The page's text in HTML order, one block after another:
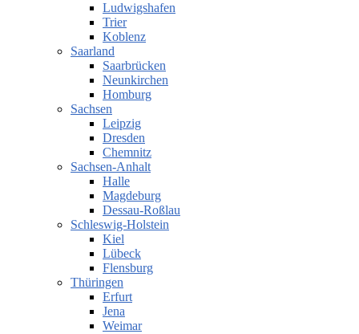
Ludwigshafen
Trier
Koblenz
Saarland
Saarbrücken
Neunkirchen
Homburg
Sachsen
Leipzig
Dresden
Chemnitz
Sachsen-Anhalt
Halle
Magdeburg
Dessau-Roßlau
Schleswig-Holstein
Kiel
Lübeck
Flensburg
Thüringen
Erfurt
Jena
Weimar